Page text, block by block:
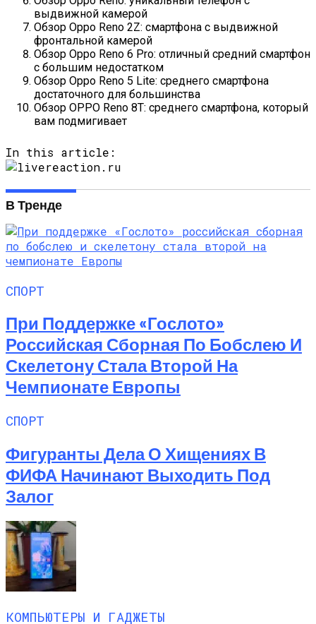
выдвижной камерой
Обзор Oppo Reno 2Z: смартфона с выдвижной
фронтальной камерой
Обзор Oppo Reno 6 Pro: отличный средний смартфон
с большим недостатком
Обзор Oppo Reno 5 Lite: среднего смартфона
достаточного для большинства
Обзор OPPO Reno 8T: среднего смартфона, который
вам подмигивает
In this article:
В Тренде
СПОРТ
При Поддержке «Гослото»
Российская Сборная По Бобслею И
Скелетону Стала Второй На
Чемпионате Европы
СПОРТ
Фигуранты Дела О Хищениях В
ФИФА Начинают Выходить Под
Залог
КОМПЬЮТЕРЫ И ГАДЖЕТЫ